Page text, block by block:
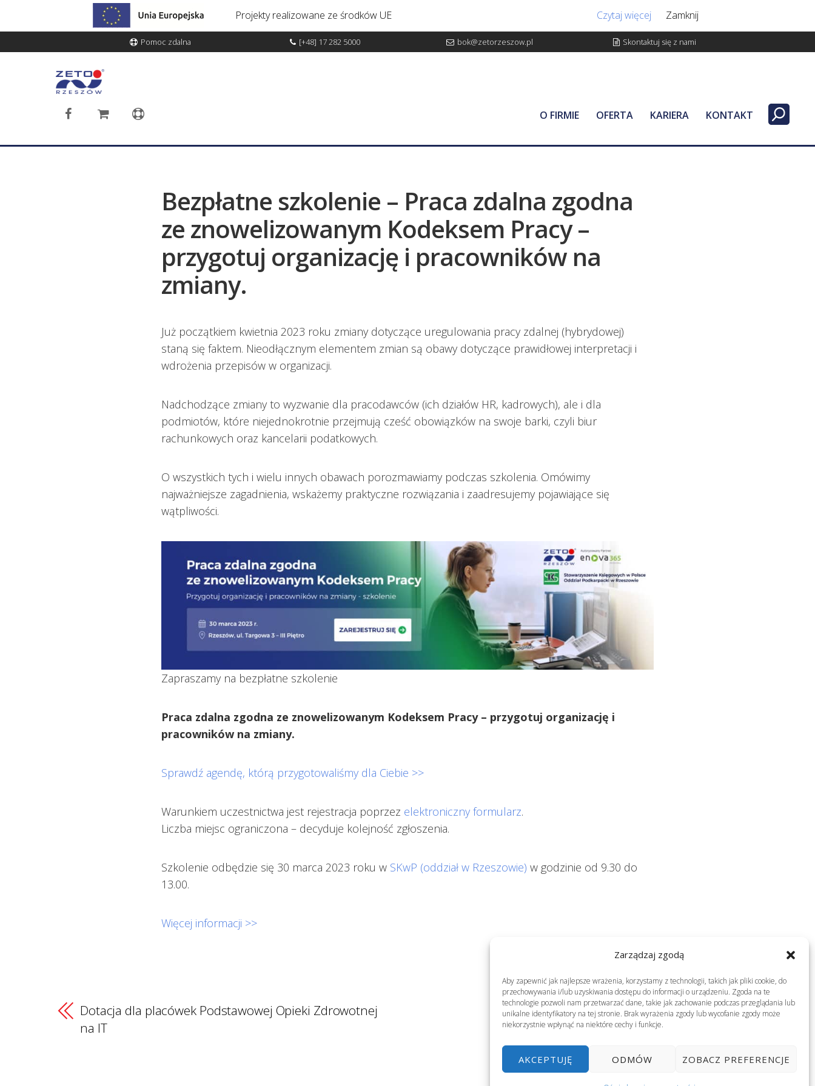
Zarządzaj zgodą
Aby zapewnić jak najlepsze wrażenia, korzystamy z technologii, takich jak pliki cookie, do
przechowywania i/lub uzyskiwania dostępu do informacji o urządzeniu. Zgoda na te
technologie pozwoli nam przetwarzać dane, takie jak zachowanie podczas przeglądania lub
unikalne identyfikatory na tej stronie. Brak wyrażenia zgody lub wycofanie zgody może
niekorzystnie wpłynąć na niektóre cechy i funkcje.
AKCEPTUJĘ ODMÓW ZOBACZ PREFERENCJE
Projekty realizowane ze środków UE Czytaj więcej Zamknij
Pomoc zdalna [+48] 17 282 5000 bok@zetorzeszow.pl Skontaktuj się z nami
O FIRMIE OFERTA KARIERA KONTAKT
Bezpłatne szkolenie – Praca zdalna zgodna
ze znowelizowanym Kodeksem Pracy –
przygotuj organizację i pracowników na
zmiany.
Już początkiem kwietnia 2023 roku zmiany dotyczące uregulowania pracy zdalnej (hybrydowej)
staną się faktem. Nieodłącznym elementem zmian są obawy dotyczące prawidłowej interpretacji i
wdrożenia przepisów w organizacji.
Nadchodzące zmiany to wyzwanie dla pracodawców (ich działów HR, kadrowych), ale i dla
podmiotów, które niejednokrotnie przejmują cześć obowiązków na swoje barki, czyli biur
rachunkowych oraz kancelarii podatkowych.
O wszystkich tych i wielu innych obawach porozmawiamy podczas szkolenia. Omówimy
najważniejsze zagadnienia, wskażemy praktyczne rozwiązania i zaadresujemy pojawiające się
wątpliwości.
Zapraszamy na bezpłatne szkolenie
Praca zdalna zgodna ze znowelizowanym Kodeksem Pracy – przygotuj organizację i
pracowników na zmiany.
Sprawdź agendę, którą przygotowaliśmy dla Ciebie >>
Warunkiem uczestnictwa jest rejestracja poprzez elektroniczny formularz.
Liczba miejsc ograniczona – decyduje kolejność zgłoszenia.
Szkolenie odbędzie się 30 marca 2023 roku w SKwP (oddział w Rzeszowie) w godzinie od 9.30 do
13.00.
Więcej informacji >>
Dotacja dla placówek Podstawowej Opieki Zdrowotnej
na IT